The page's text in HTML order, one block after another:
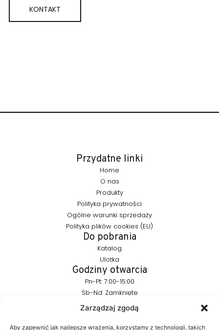
Zarządzaj zgodą
Aby zapewnić jak najlepsze wrażenia, korzystamy z technologii, takich
KONTAKT
Przydatne linki
Home
O nas
Produkty
Polityka prywatności
Ogólne warunki sprzedaży
Polityka plików cookies (EU)
Do pobrania
Katalog
Ulotka
Godziny otwarcia
Pn-Pt: 7:00-15:00
Sb-Nd: Zamknięte
Pozostańmy w kontakcie
info@furnika.pl
+48 (77) 544 91 28